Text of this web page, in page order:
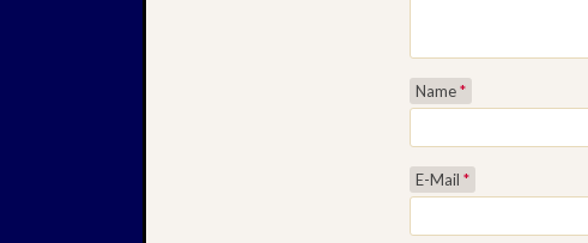
Name*
E-Mail *